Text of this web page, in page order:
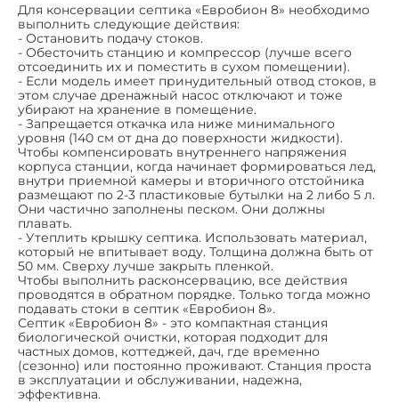
Для консервации септика «Евробион 8» необходимо
выполнить следующие действия:
- Остановить подачу стоков.
- Обесточить станцию и компрессор (лучше всего
отсоединить их и поместить в сухом помещении).
- Если модель имеет принудительный отвод стоков, в
этом случае дренажный насос отключают и тоже
убирают на хранение в помещение.
- Запрещается откачка ила ниже минимального
уровня (140 см от дна до поверхности жидкости).
Чтобы компенсировать внутреннего напряжения
корпуса станции, когда начинает формироваться лед,
внутри приемной камеры и вторичного отстойника
размещают по 2-3 пластиковые бутылки на 2 либо 5 л.
Они частично заполнены песком. Они должны
плавать.
- Утеплить крышку септика. Использовать материал,
который не впитывает воду. Толщина должна быть от
50 мм. Сверху лучше закрыть пленкой.
Чтобы выполнить расконсервацию, все действия
проводятся в обратном порядке. Только тогда можно
подавать стоки в септик «Евробион 8».
Септик «Евробион 8» - это компактная станция
биологической очистки, которая подходит для
частных домов, коттеджей, дач, где временно
(сезонно) или постоянно проживают. Станция проста
в эксплуатации и обслуживании, надежна,
эффективна.